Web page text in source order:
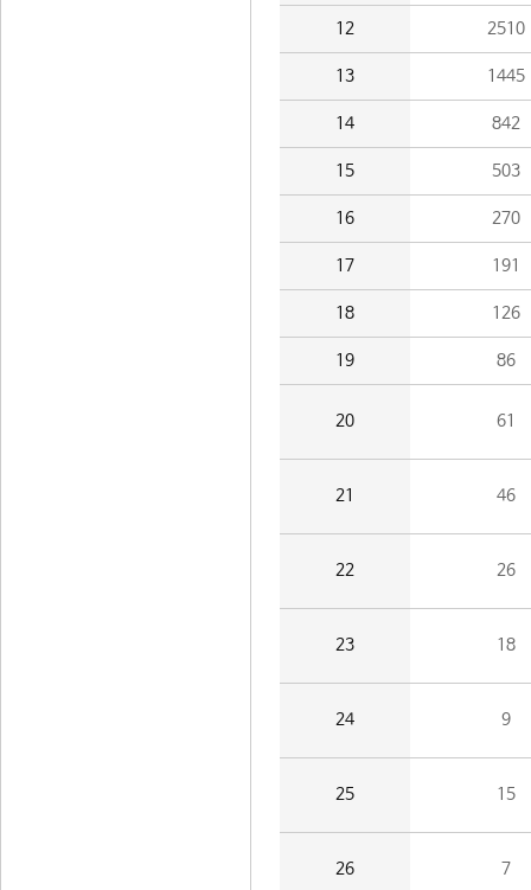
12 2510
13 1445
14 842
15 503
16 270
17 191
18 126
19 86
20 61
21 46
22 26
23 18
24 9
25 15
26 7